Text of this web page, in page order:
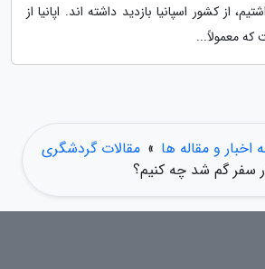
از کشور اسپانیا بازدید داشته اند. اپانیا از
معمولاً...
اخبار و مقاله ها » مقالات گردشگری
سفر گم شد چه کنیم؟